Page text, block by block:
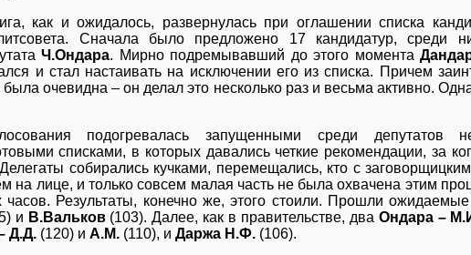
как и ожидалось, развернулась при оглашении списка
Сначала было предложено 17 кандидатур, среди
Ч.Ондара. Мирно подремывавший до этого момента
и стал настаивать на исключении его из списка. Причем
очевидна – он делал это несколько раз и весьма активно.
подогревалась запущенными среди депутатов
списками, в которых давались четкие рекомендации, за
собирались кучками, перемещались, кто с
на лице, и только совсем малая часть не была охвачена этим
часов. Результаты, конечно же, этого стоили. Прошли ожидаемые
и В.Вальков(103). Далее, как в правительстве, два Ондара –
Д.Д. (120) и А.М. (110), и Даржа Н.Ф. (106).